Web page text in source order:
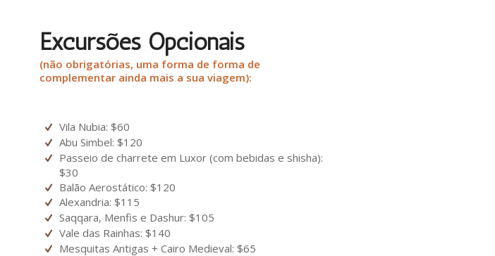
Excursões Opcionais
(não obrigatórias, uma forma de forma de
complementar ainda mais a sua viagem):
Vila Nubia: $60
Abu Simbel: $120
Passeio de charrete em Luxor (com bebidas e shisha):
$30
Balão Aerostático: $120
Alexandria: $115
Saqqara, Menfis e Dashur: $105
Vale das Rainhas: $140
Mesquitas Antigas + Cairo Medieval: $65